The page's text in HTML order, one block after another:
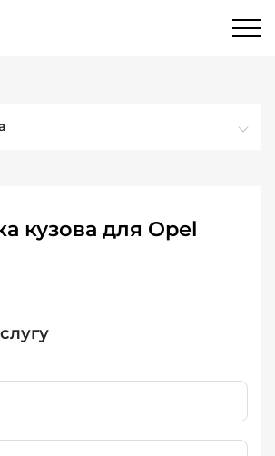
кузова для Opel